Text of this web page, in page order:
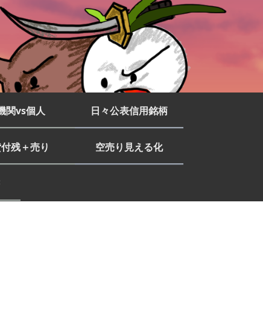
関vs個人 日々公表信用銘柄
残＋売り 空売り見える化